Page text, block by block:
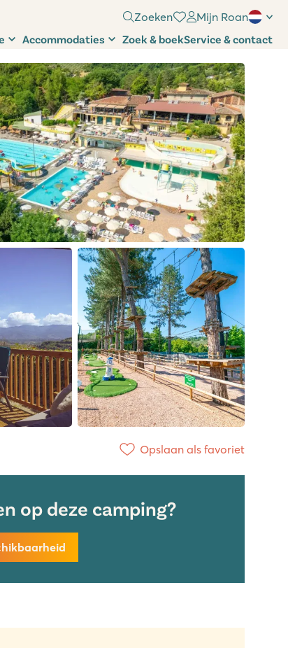
Zoeken Mijn Roan
Accommodaties Zoek & boekService & contact
Opslaan als favoriet
op deze camping?